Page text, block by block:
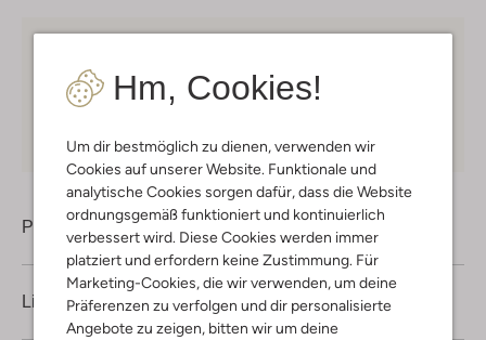
Hm, Cookies!
Um dir bestmöglich zu dienen, verwenden wir
Cookies auf unserer Website. Funktionale und
analytische Cookies sorgen dafür, dass die Website
ordnungsgemäß funktioniert und kontinuierlich
verbessert wird. Diese Cookies werden immer
platziert und erfordern keine Zustimmung. Für
Marketing-Cookies, die wir verwenden, um deine
Präferenzen zu verfolgen und dir personalisierte
Angebote zu zeigen, bitten wir um deine
Mitglieder in Deutschland
Produktinformation
Lieferung & Rückgabe